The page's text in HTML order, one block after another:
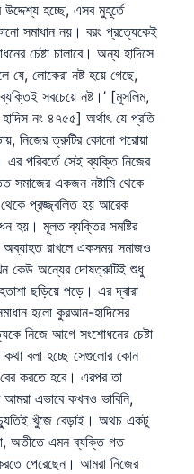
হচ্ছে, এসব মুহূর্তে
সমাধান নয়। বরং প্রত্যেকেই
চেষ্টা চালাবে। অন্য হাদিসে
যে, লোকেরা নষ্ট হয়ে গেছে,
সবচেয়ে নষ্ট।’ [মুসলিম,
নং ৪৭৫৫] অর্থাৎ যে প্রতি
নিজের ত্রুটির কোনো পরোয়া
পরিবর্তে সেই ব্যক্তি নিজের
সমাজের একজন নষ্টামি থেকে
প্রজ্জ্বলিত হয় আরেক
হয়। মূলত ব্যক্তির সমষ্টির
অব্যাহত রাখলে একসময় সমাজও
কেউ অন্যের দোষত্রুটিই শুধু
ছড়িয়ে পড়ে। এর দ্বারা
হলো কুরআন-হাদিসের
নিজে আগে সংশোধনের চেষ্টা
কথা বলা হচ্ছে সেগুলোর কোন
করতে হবে। এরপর তা
আমরা এভাবে কখনও ভাবিনি,
খুঁজে বেড়াই। অথচ একটু
অতীতে এমন ব্যক্তি গত
পেরেছেন। আমরা নিজের